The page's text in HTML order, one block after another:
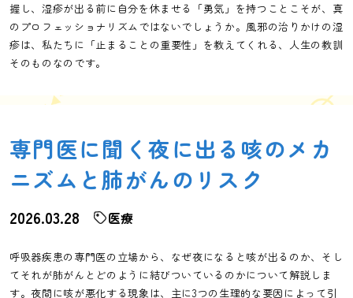
握し、湿疹が出る前に自分を休ませる「勇気」を持つことこそが、真
のプロフェッショナリズムではないでしょうか。風邪の治りかけの湿
疹は、私たちに「止まることの重要性」を教えてくれる、人生の教訓
そのものなのです。
専門医に聞く夜に出る咳のメカ
ニズムと肺がんのリスク
2026.03.28 医療
呼吸器疾患の専門医の立場から、なぜ夜になると咳が出るのか、そし
てそれが肺がんとどのように結びついているのかについて解説しま
す。夜間に咳が悪化する現象は、主に3つの生理的な要因によって引